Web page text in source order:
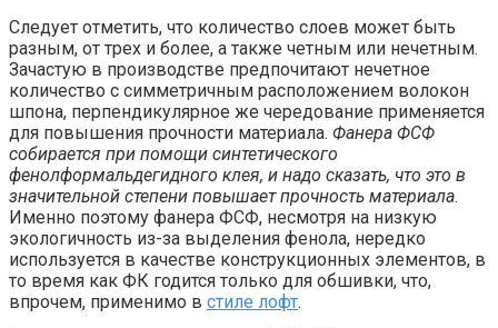
Следует отметить, что количество слоев может быть
разным, от трех и более, а также четным или нечетным.
Зачастую в производстве предпочитают нечетное
количество с симметричным расположением волокон
шпона, перпендикулярное же чередование применяется
для повышения прочности материала. Фанера ФСФ
собирается при помощи синтетического
фенолформальдегидного клея, и надо сказать, что это в
значительной степени повышает прочность материала.
Именно поэтому фанера ФСФ, несмотря на низкую
экологичность из-за выделения фенола, нередко
используется в качестве конструкционных элементов, в
то время как ФК годится только для обшивки, что,
впрочем, применимо в стиле лофт.